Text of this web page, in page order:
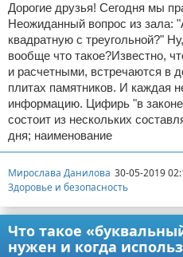
Дорогие друзья! Сегодня мы
Неожиданный вопрос из зала:
квадратную с треугольной?"
вообще что такое?Известно,
и расчетными, встречаются в
плитах памятников. И каждая
информацию. Цифирь "в
состоит из нескольких
дня; наименование
Мирослава Данилова 30-05-2019
Здоровье и безопасность
Что такое
нужен и когда